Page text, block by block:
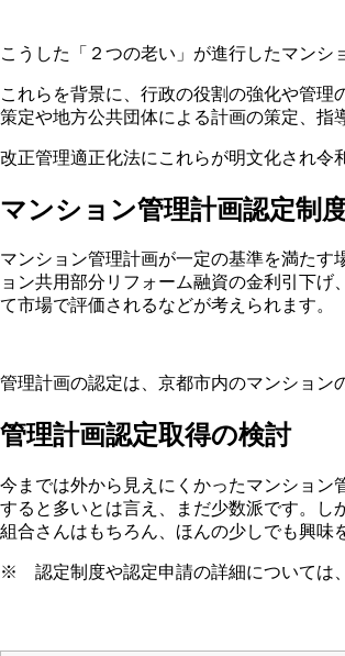
こうした「２つの老い」が進行したマンシ
これらを背景に、行政の役割の強化や管
策定や地方公共団体による計画の策定、指
改正管理適正化法にこれらが明文化され令
マンション管理計画認定制
マンション管理計画が一定の基準を満た
ョン共用部分リフォーム融資の金利引下げ
て市場で評価されるなどが考えられます。
管理計画の認定は、京都市内のマンション
管理計画認定取得の検討
今までは外から見えにくかったマンション
すると多いとは言え、まだ少数派です。し
組合さんはもちろん、ほんの少しでも興味
※ 認定制度や認定申請の詳細については、